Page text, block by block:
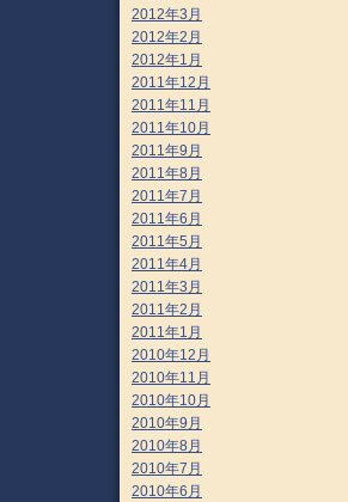
2012年3月
2012年2月
2012年1月
2011年12月
2011年11月
2011年10月
2011年9月
2011年8月
2011年7月
2011年6月
2011年5月
2011年4月
2011年3月
2011年2月
2011年1月
2010年12月
2010年11月
2010年10月
2010年9月
2010年8月
2010年7月
2010年6月